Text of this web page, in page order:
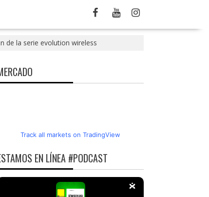
de la serie evolution wireless
Track all markets on TradingView
EN LÍNEA #PODCAST